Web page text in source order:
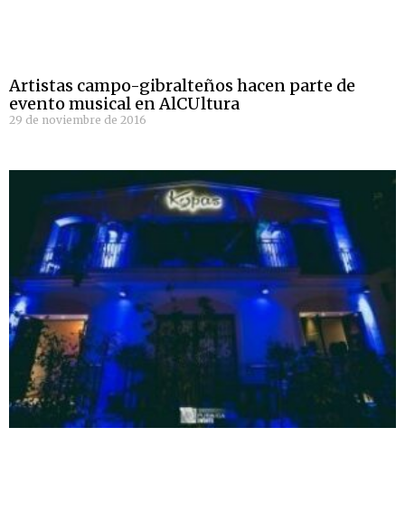
Artistas campo-gibralteños hacen parte de
evento musical en AlCUltura
29 de noviembre de 2016